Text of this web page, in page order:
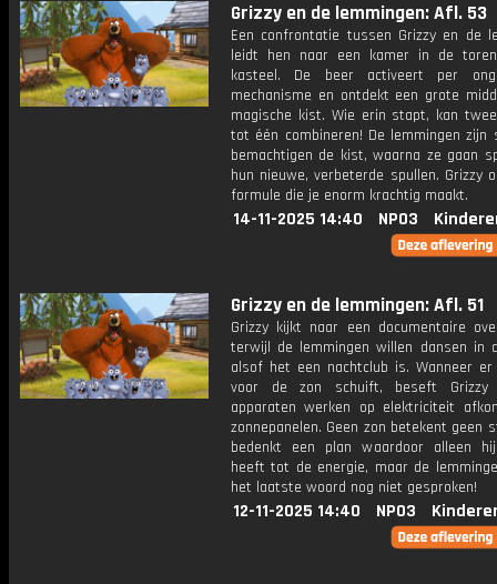
Grizzy en de lemmingen: Afl. 53
Een confrontatie tussen Grizzy en de
leidt hen naar een kamer in de
kasteel. De beer activeert per
mechanisme en ontdekt een grote
magische kist. Wie erin stapt, kan
tot één combineren! De lemmingen zijn
bemachtigen de kist, waarna ze gaan
hun nieuwe, verbeterde spullen. Grizzy
formule die je enorm krachtig maakt.
14-11-2025 14:40 NPO3
Grizzy en de lemmingen: Afl. 51
Grizzy kijkt naar een documentaire
terwijl de lemmingen willen dansen in
alsof het een nachtclub is. Wanneer
voor de zon schuift, beseft
apparaten werken op elektriciteit
zonnepanelen. Geen zon betekent geen
bedenkt een plan waardoor alleen
heeft tot de energie, maar de
het laatste woord nog niet gesproken!
12-11-2025 14:40 NPO3